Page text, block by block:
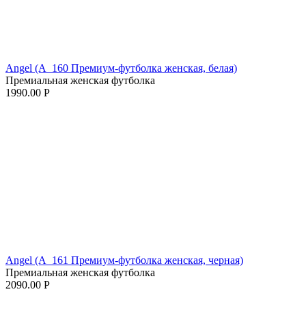
Angel (A_160 Премиум-футболка женская, белая)
Премиальная женская футболка
1990.00 Р
Angel (A_161 Премиум-футболка женская, черная)
Премиальная женская футболка
2090.00 Р